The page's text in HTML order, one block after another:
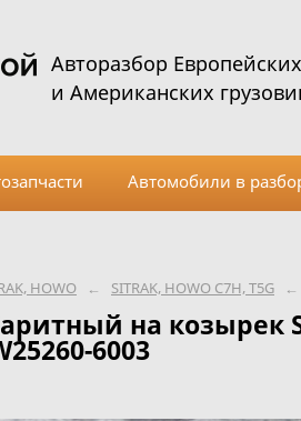
HOWO ← SITRAK, HOWO C7H, T5G ←
на козырек
6003
Авторазбор Европейских
и Американских
Автомобили в